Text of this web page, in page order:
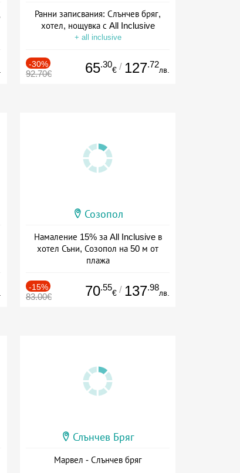
Ранни записвания: Слънчев бряг,
хотел, нощувка с All Inclusive
+ all inclusive
-30%
92.70€ 65.30
€ / 127.72
лв.
Созопол
Намаление 15% за All Inclusive в
хотел Съни, Созопол на 50 м от
плажа
-15%
83.00€ 70.55
€ / 137.98
лв.
Слънчев Бряг
Марвел - Слънчев бряг